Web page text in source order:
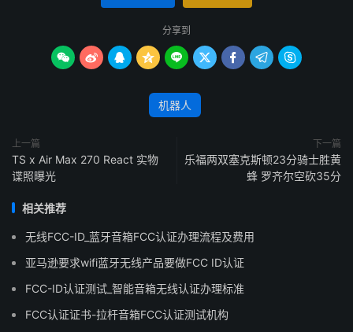
分享到
        
机器人
上一篇
TS x Air Max 270 React 实物
谍照曝光
下一篇
乐福两双塞克斯顿23分骑士胜黄
蜂 罗齐尔空砍35分
相关推荐
无线FCC-ID_蓝牙音箱FCC认证办理流程及费用
亚马逊要求wifi蓝牙无线产品要做FCC ID认证
FCC-ID认证测试_智能音箱无线认证办理标准
FCC认证证书-拉杆音箱FCC认证测试机构